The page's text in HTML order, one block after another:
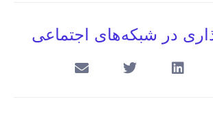
در شبکه‌های اجتماعی